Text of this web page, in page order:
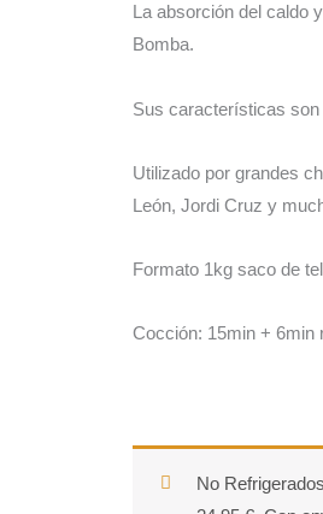
La absorción del caldo
Bomba.
Sus características
Utilizado por grandes
León, Jordi Cruz y
Formato 1kg saco de
Cocción: 15min + 6min
No